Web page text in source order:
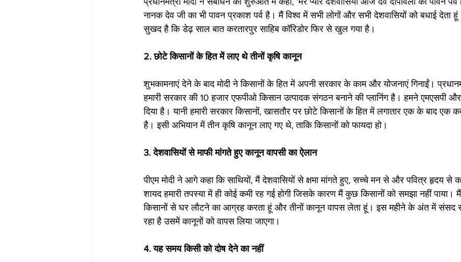
नानक देव जी का भी पावन प्रकाश पर्व है। मैं विश्व में सभी लोगों और सभी देशवासियों को बधाई देता
सुखद है कि डेढ़ साल बात करतारपुर साहिब कॉरिडोर फिर से खुल गया है।
2. छोटे किसानों के हित में लाए थे तीनों कृषि कानून
शुभकामनाएं देने के बाद मोदी ने किसानों के हित में अपनी सरकार के काम और योजनाएं गिनाईं।
हमारी सरकार की 10 हजार एफपीओ किसान उत्पादक संगठन बनाने की प्लानिंग है। हमने एमएसपी
दिया है। यानी हमारी सरकार किसानों, खासतौर पर छोटे किसानों के हित में लगातार एक के बाद एक
है। इसी अभियान में तीन कृषि कानून लाए गए थे, ताकि किसानों को फायदा हो।
3. देशवासियों से माफी मांगते हुए कानून वापसी का ऐलान
पीएम मोदी ने आगे कहा कि साथियों, मैं देशवासियों से क्षमा मांगते हुए, सच्चे मन से और पवित्र हृदय से
शायद हमारी तपस्या में ही कोई कमी रह गई होगी जिसके कारण मैं कुछ किसानों को समझा नहीं पाया।
किसानों से घर लौटने का आग्रह करता हूं और तीनों कानून वापस लेता हूं। इस महीने के अंत में संसद
रहा है उसमें कानूनों को वापस लिया जाएगा।
4. यह समय किसी को दोष देने का नहीं